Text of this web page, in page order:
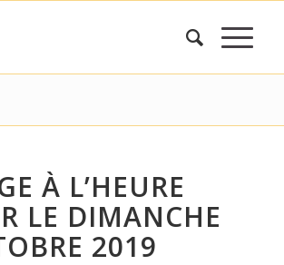
À L’HEURE
LE DIMANCHE
2019